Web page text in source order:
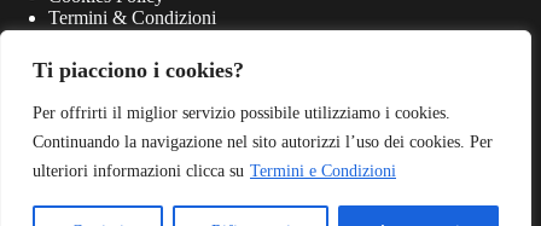
Ti piacciono i cookies?
Per offrirti il miglior servizio possibile utilizziamo i cookies.
Continuando la navigazione nel sito autorizzi l’uso dei cookies. Per
ulteriori informazioni clicca su Termini e Condizioni
Termini & Condizioni